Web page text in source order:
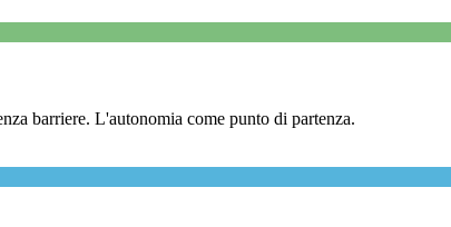
barriere. L'autonomia come punto di partenza.